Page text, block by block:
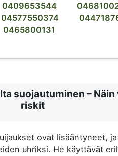
0409653544
04577550374
0465800131
suojautuminen – Näin
riskit
ovat lisääntyneet,
uhriksi. He käyttävät